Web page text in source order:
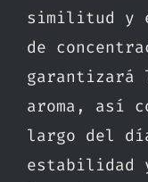
similitud y
de
aroma, así
largo del
estabilidad